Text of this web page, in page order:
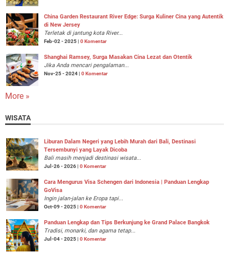
China Garden Restaurant River Edge: Surga Kuliner Cina yang Autentik
di New Jersey
Terletak di jantung kota River...
Feb-02 - 2025 | 0 Komentar
Shanghai Ramsey, Surga Masakan Cina Lezat dan Otentik
Jika Anda mencari pengalaman...
Nov-25 - 2024 | 0 Komentar
More »
WISATA
Liburan Dalam Negeri yang Lebih Murah dari Bali, Destinasi
Tersembunyi yang Layak Dicoba
Bali masih menjadi destinasi wisata...
Jul-26 - 2026 | 0 Komentar
Cara Mengurus Visa Schengen dari Indonesia | Panduan Lengkap
GoVisa
Ingin jalan-jalan ke Eropa tapi...
Oct-09 - 2025 | 0 Komentar
Panduan Lengkap dan Tips Berkunjung ke Grand Palace Bangkok
Tradisi, monarki, dan agama tetap...
Jul-04 - 2025 | 0 Komentar